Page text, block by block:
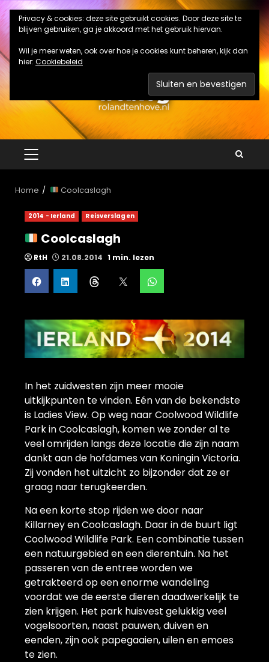
Ga
naar
de
inhoud
PRIMAIR
MENU
Home Coolcaslagh
2014 - Ierland Reisverslagen
Coolcaslagh
RtH 21.08.2014 1 min. lezen
In het zuidwesten zijn meer mooie
uitkijkpunten te vinden. Eén van de bekendste
is Ladies View. Op weg naar Coolwood Wildlife
Park in Coolcaslagh, komen we zonder al te
veel omrijden langs deze locatie die zijn naam
dankt aan de hofdames van Koningin Victoria.
Zij vonden het uitzicht zo bijzonder dat ze er
graag naar terugkeerden.
Na een korte stop rijden we door naar
Killarney en Coolcaslagh. Daar in de buurt ligt
Coolwood Wildlife Park. Een combinatie tussen
een natuurgebied en een dierentuin. Na het
passeren van de entree worden we
getrakteerd op een enorme wandeling
voordat we de eerste dieren daadwerkelijk te
zien krijgen. Het park huisvest gelukkig veel
vogelsoorten, naast pauwen, duiven en
eenden, zijn ook papegaaien, uilen en emoes
te zien.
Privacy & cookies: deze site gebruikt cookies. Door deze site te
blijven gebruiken, ga je akkoord met het gebruik hiervan.
Wil je meer weten, ook over hoe je cookies kunt beheren, kijk dan
hier: Cookiebeleid